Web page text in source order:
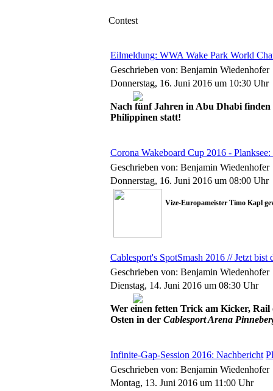
Contest
Eilmeldung: WWA Wake Park World
Geschrieben von: Benjamin Wiedenhofer
Donnerstag, 16. Juni 2016 um 10:30 Uhr
Nach fünf Jahren in Abu Dhabi
Philippinen statt!
Corona Wakeboard Cup 2016 -
Geschrieben von: Benjamin Wiedenhofer
Donnerstag, 16. Juni 2016 um 08:00 Uhr
Vize-Europameister Timo Kapl
Cablesport's SpotSmash 2016 // Jetzt bist
Geschrieben von: Benjamin Wiedenhofer
Dienstag, 14. Juni 2016 um 08:30 Uhr
Wer einen fetten Trick am Kicker,
Osten in der Cablesport Arena
Infinite-Gap-Session 2016: Nachbericht
Geschrieben von: Benjamin Wiedenhofer
Montag, 13. Juni 2016 um 11:00 Uhr